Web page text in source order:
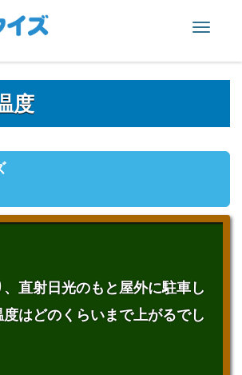
Toggle
度
直射日光のもと屋外に駐車し
はどのくらいまで上がるでし